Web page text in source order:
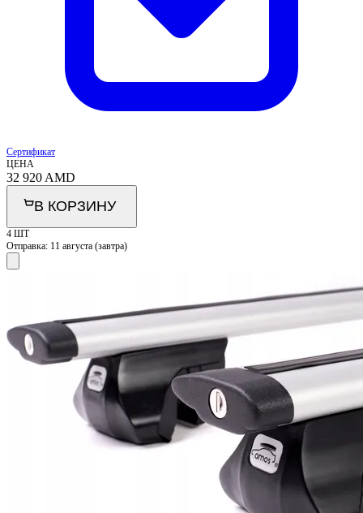
Сертификат
ЦЕНА
32 920 AMD
В КОРЗИНУ
4 ШТ
Отправка: 11 августа (завтра)